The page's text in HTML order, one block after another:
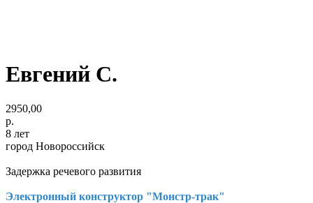
Евгений С.
2950,00
р.
8 лет
город Новороссийск
Задержка речевого развития
Электронный конструктор "Монстр-трак"